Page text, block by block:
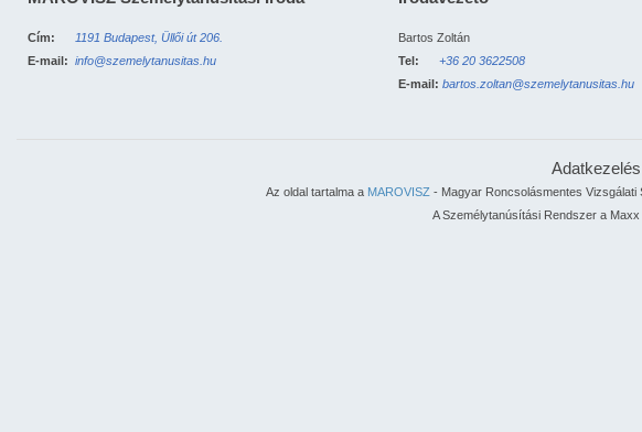
Cím:
1191 Budapest, Üllői út 206.
E-mail: info@szemelytanusitas.hu
Bartos Zoltán
Tel:
+36 20 3622508
E-mail: bartos.zoltan@szemelytanusitas.hu
Az oldal tartalma a MAROVISZ - Magyar Roncsolásmentes Vizsgálati
A Személytanúsítási Rendszer a